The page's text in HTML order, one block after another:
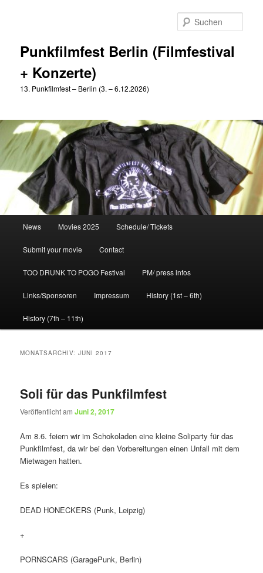
Punkfilmfest Berlin (Filmfestival
+ Konzerte)
13. Punkfilmfest – Berlin (3. – 6.12.2026)
News Movies 2025 Schedule/ Tickets
Submit your movie Contact
TOO DRUNK TO POGO Festival PM/ press infos
Links/Sponsoren Impressum History (1st – 6th)
History (7th – 11th)
MONATSARCHIV:JUNI 2017
Soli für das Punkfilmfest
Veröffentlicht amJuni 2, 2017
Am 8.6. feiern wir im Schokoladen eine kleine Soliparty für das
Punkfilmfest, da wir bei den Vorbereitungen einen Unfall mit dem
Mietwagen hatten.
Es spielen:
DEAD HONECKERS (Punk, Leipzig)
+
PORNSCARS (GaragePunk, Berlin)